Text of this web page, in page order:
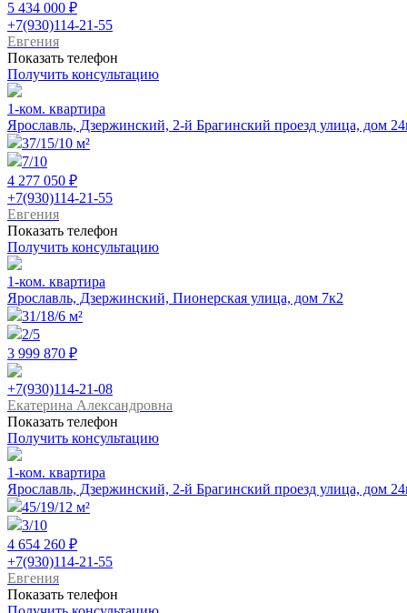
5 434 000 ₽
+7(930)114-21-55
Евгения
Показать телефон
Получить консультацию
1-ком. квартира
Ярославль, Дзержинский, 2-й Брагинский проезд улица, дом
37/15/10 м²
7/10
4 277 050 ₽
+7(930)114-21-55
Евгения
Показать телефон
Получить консультацию
1-ком. квартира
Ярославль, Дзержинский, Пионерская улица, дом 7к2
31/18/6 м²
2/5
3 999 870 ₽
+7(930)114-21-08
Екатерина Александровна
Показать телефон
Получить консультацию
1-ком. квартира
Ярославль, Дзержинский, 2-й Брагинский проезд улица, дом
45/19/12 м²
3/10
4 654 260 ₽
+7(930)114-21-55
Евгения
Показать телефон